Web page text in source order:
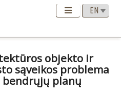
objekto ir
sąveikos problema
planų